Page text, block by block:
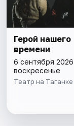
Герой нашего
времени
6 сентября 2026
воскресенье
Театр на Таганке